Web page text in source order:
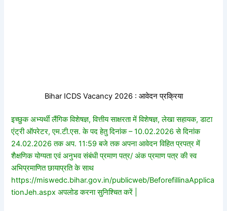
Bihar ICDS Vacancy 2026 : आवेदन प्रक्रिया
इच्छुक अभ्यर्थी लैंगिक विशेषज्ञ, वित्तीय साक्षरता में विशेषज्ञ, लेखा सहायक, डाटा
एंट्री ऑपरेटर, एम.टी.एस. के पद हेतु दिनांक – 10.02.2026 से दिनांक
24.02.2026 तक अप. 11:59 बजे तक अपना आवेदन विहित प्रपत्र में
शैक्षणिक योग्यता एवं अनुभव संबंधी प्रमाण पत्र/ अंक प्रमाण पत्र की स्व
अभिप्रमाणित छायाप्रति के साथ
https://miswedc.bihar.gov.in/publicweb/BeforefillinaApplica
tionJeh.aspx अपलोड करना सुनिश्चित करें |